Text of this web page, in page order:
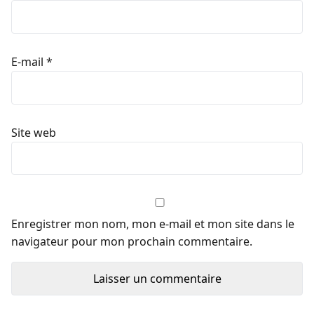
E-mail *
Site web
Enregistrer mon nom, mon e-mail et mon site dans le
navigateur pour mon prochain commentaire.